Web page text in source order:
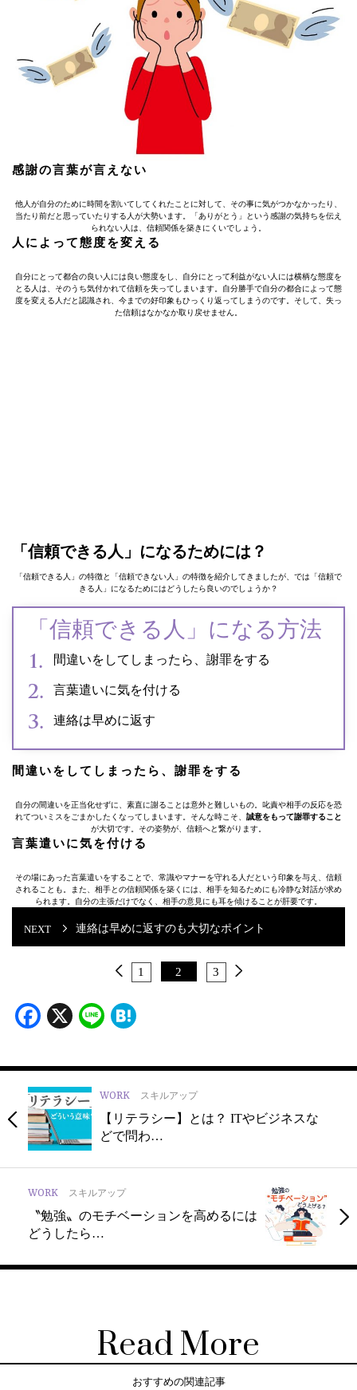
感謝の言葉が言えない
他人が自分のために時間を割いてしてくれたことに対して、その事に気がつかなかったり、
当たり前だと思っていたりする人が大勢います。「ありがとう」という感謝の気持ちを伝え
られない人は、信頼関係を築きにくいでしょう。
人によって態度を変える
自分にとって都合の良い人には良い態度をし、自分にとって利益がない人には横柄な態度を
とる人は、そのうち気付かれて信頼を失ってしまいます。自分勝手で自分の都合によって態
度を変える人だと認識され、今までの好印象もひっくり返ってしまうのです。そして、失っ
た信頼はなかなか取り戻せません。
「信頼できる人」になるためには？
「信頼できる人」の特徴と「信頼できない人」の特徴を紹介してきましたが、では「信頼で
きる人」になるためにはどうしたら良いのでしょうか？
「信頼できる人」になる方法
間違いをしてしまったら、謝罪をする
言葉遣いに気を付ける
連絡は早めに返す
間違いをしてしまったら、謝罪をする
自分の間違いを正当化せずに、素直に謝ることは意外と難しいもの。叱責や相手の反応を恐
れてついミスをごまかしたくなってしまいます。そんな時こそ、 誠意をもって謝罪すること
が大切です。その姿勢が、信頼へと繋がります。
言葉遣いに気を付ける
その場にあった言葉遣いをすることで、常識やマナーを守れる人だという印象を与え、信頼
されることも。また、相手との信頼関係を築くには、相手を知るためにも冷静な対話が求め
られます。自分の主張だけでなく、相手の意見にも耳を傾けることが肝要です。
連絡は早めに返すのも大切なポイント
1 2 3
Facebook
X Line
WORK スキルアップ
【リテラシー】とは？ ITやビジネスな
どで問わ…
WORK スキルアップ
〝勉強〟のモチベーションを高めるには
どうしたら…
Read More
おすすめの関連記事